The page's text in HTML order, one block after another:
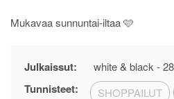
Mukavaa sunnuntai-iltaa 🩷
Julkaissut: white & black -
Tunnisteet: SHOPPAILUT